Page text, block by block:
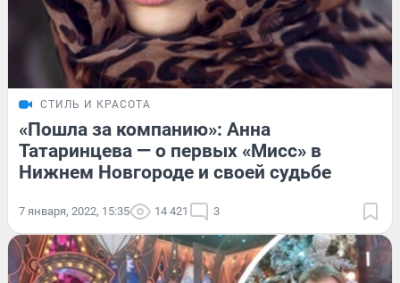
СТИЛЬ И КРАСОТА
«Пошла за компанию»: Анна
Татаринцева — о первых «Мисс» в
Нижнем Новгороде и своей судьбе
7 января, 2022, 15:35 14 421 3